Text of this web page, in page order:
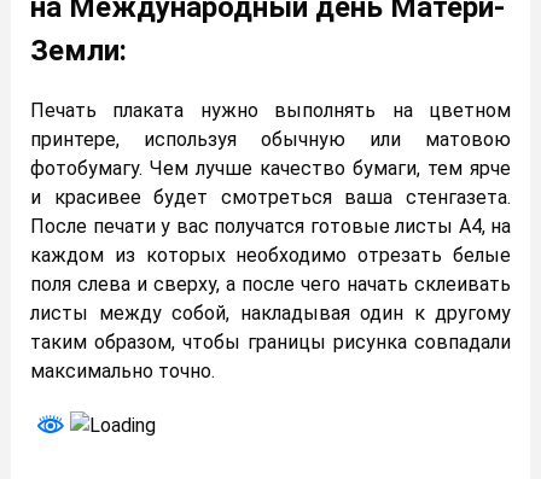
на Международный день Матери-
Земли:
Печать плаката нужно выполнять на цветном
принтере, используя обычную или матовою
фотобумагу. Чем лучше качество бумаги, тем ярче
и красивее будет смотреться ваша стенгазета.
После печати у вас получатся готовые листы А4, на
каждом из которых необходимо отрезать белые
поля слева и сверху, а после чего начать склеивать
листы между собой, накладывая один к другому
таким образом, чтобы границы рисунка совпадали
максимально точно.